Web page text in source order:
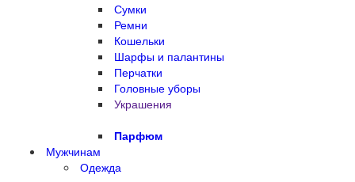
Сумки
Ремни
Кошельки
Шарфы и палантины
Перчатки
Головные уборы
Украшения
Парфюм
Мужчинам
Одежда